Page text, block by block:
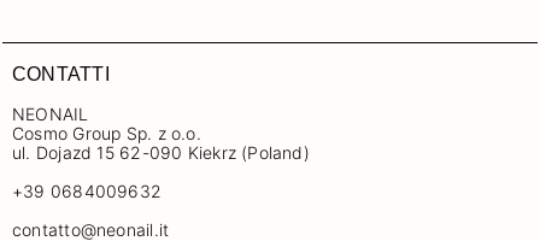
CONTATTI
NEONAIL
Cosmo Group Sp. z o.o.
ul. Dojazd 15 62-090 Kiekrz (Poland)
+39 0684009632
contatto@neonail.it